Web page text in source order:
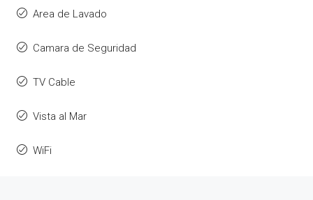
Area de Lavado
Camara de Seguridad
TV Cable
Vista al Mar
WiFi